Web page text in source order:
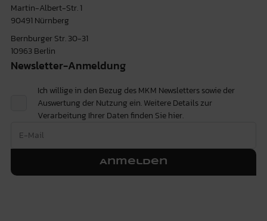
Martin-Albert-Str. 1
90491 Nürnberg
Bernburger Str. 30-31
10963 Berlin
Newsletter-Anmeldung
Ich willige in den Bezug des MKM Newsletters sowie der
Auswertung der Nutzung ein. Weitere Details zur
Verarbeitung Ihrer Daten finden Siehier.
Anmelden